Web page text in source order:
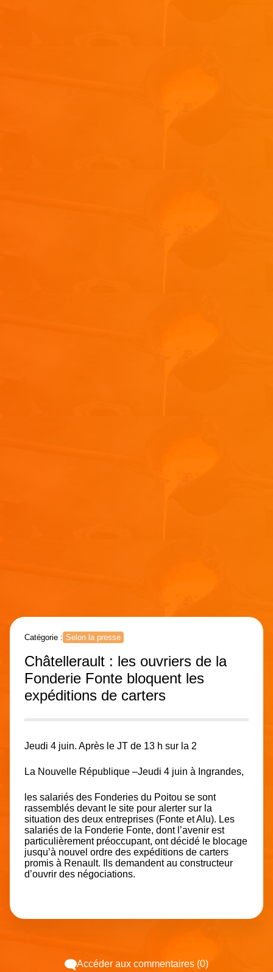
Catégorie : Selon la presse
Châtellerault : les ouvriers de la
Fonderie Fonte bloquent les
expéditions de carters
Jeudi 4 juin. Après le JT de 13 h sur la 2
La Nouvelle République –Jeudi 4 juin à Ingrandes,
les salariés des Fonderies du Poitou se sont
rassemblés devant le site pour alerter sur la
situation des deux entreprises (Fonte et Alu). Les
salariés de la Fonderie Fonte, dont l’avenir est
particulièrement préoccupant, ont décidé le blocage
jusqu’à nouvel ordre des expéditions de carters
promis à Renault. Ils demandent au constructeur
d’ouvrir des négociations.
Accéder aux commentaires (0)